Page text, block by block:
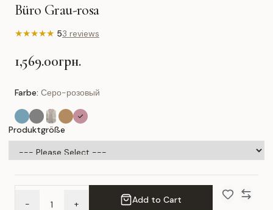
Büro Grau-rosa
★★★★★ 53 reviews
1,569.00грн.
Farbe: Серо-розовый
Produktgröße
- + Add to Cart